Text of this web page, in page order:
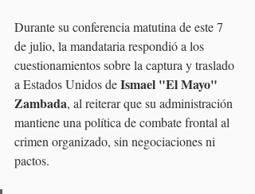
Durante su conferencia matutina de este 7
de julio, la mandataria respondió a los
cuestionamientos sobre la captura y traslado
a Estados Unidos de Ismael "El Mayo"
Zambada, al reiterar que su administración
mantiene una política de combate frontal al
crimen organizado, sin negociaciones ni
pactos.